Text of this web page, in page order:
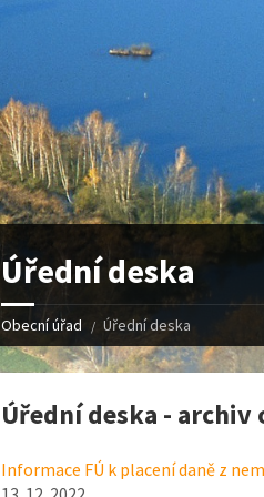
Úřední deska
Obecní úřad Úřední deska
Úřední deska - archiv
Informace FÚ k placení daně z